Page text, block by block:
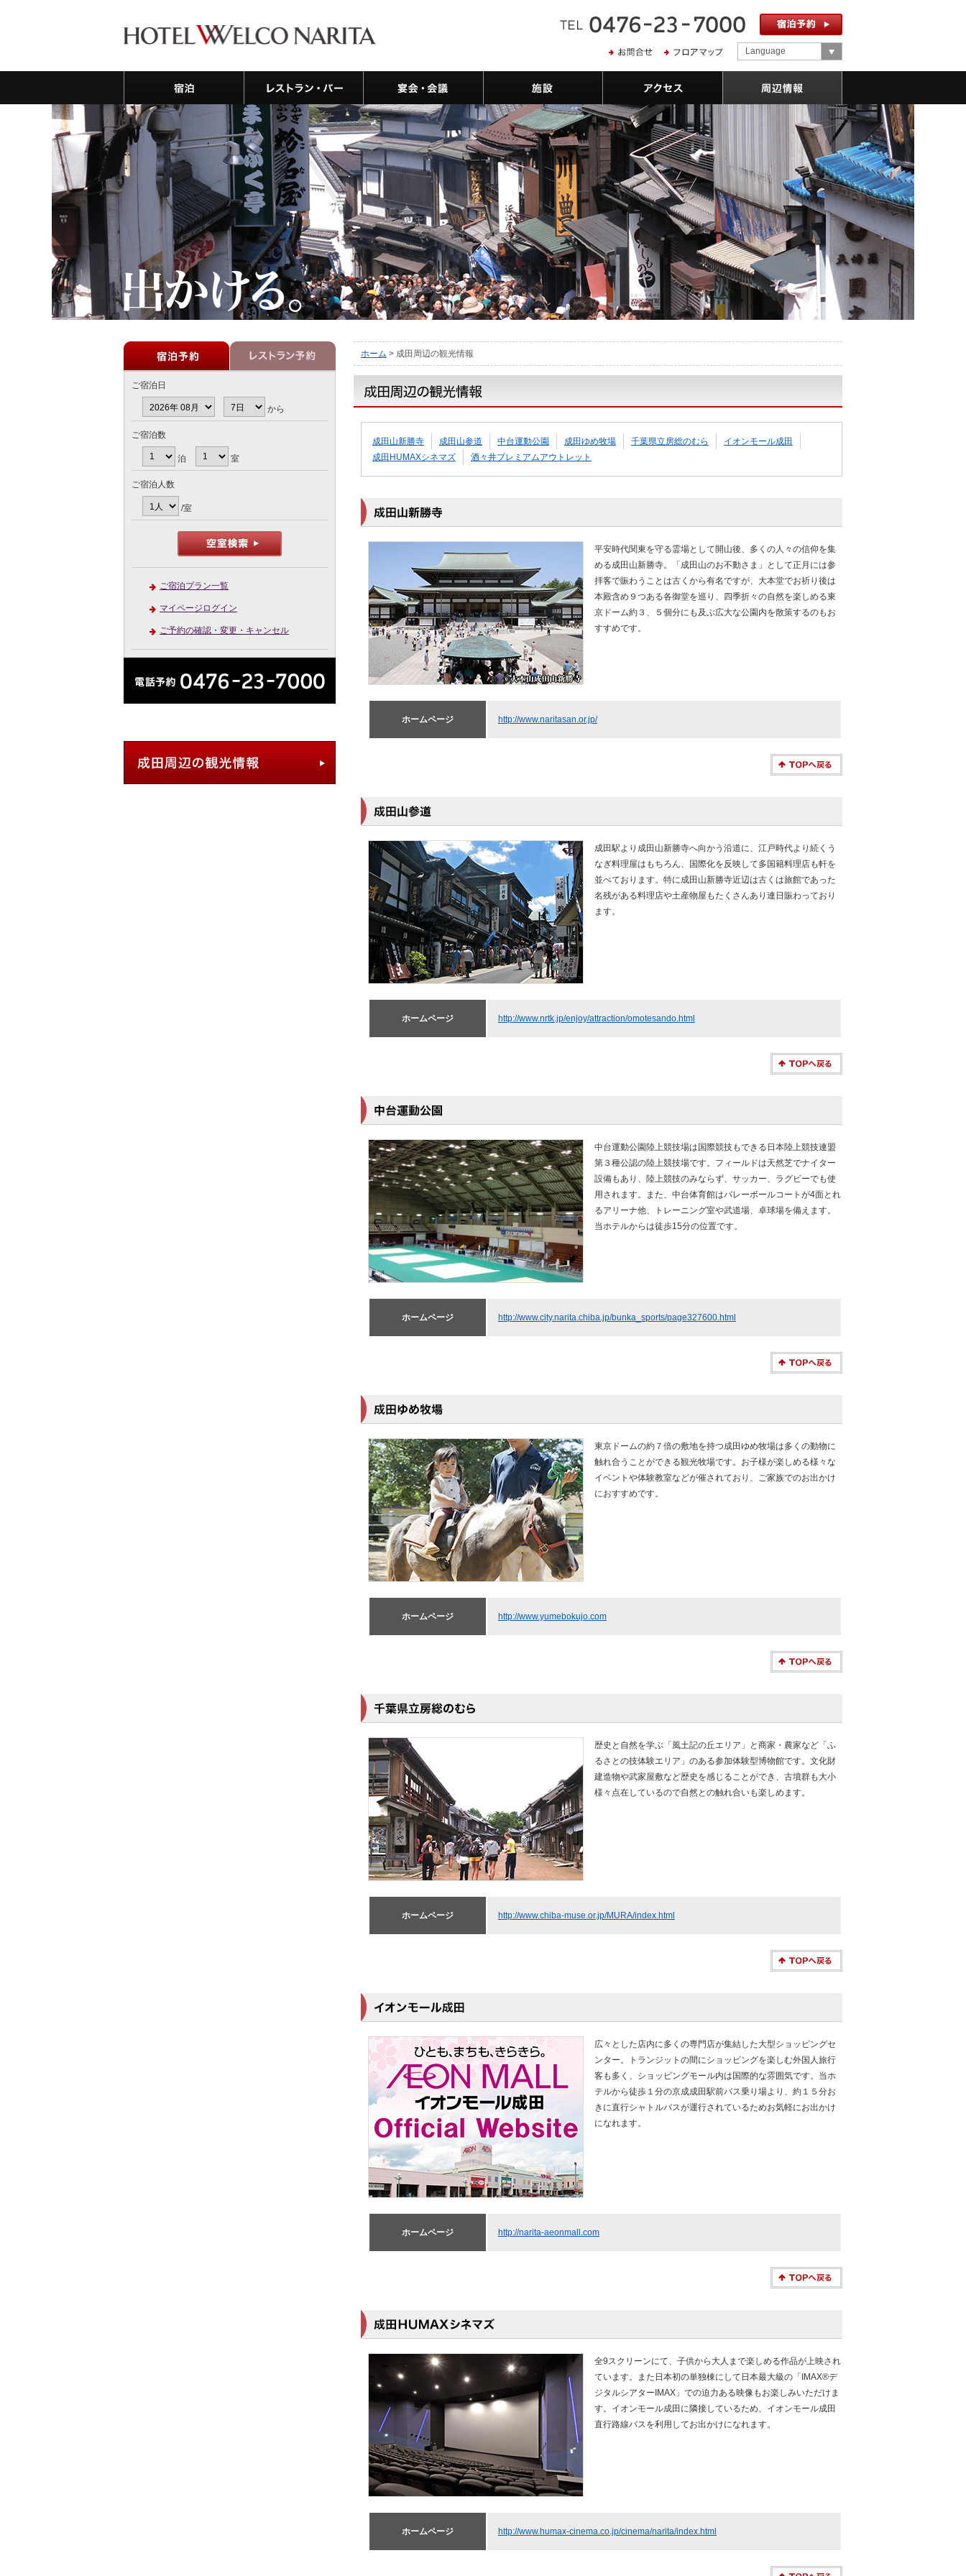
Language
ホーム > 成田周辺の観光情報
成田山新勝寺 成田山参道 中台運動公園 成田ゆめ牧場 千葉県立房総のむら
イオンモール成田
成田HUMAXシネマズ
酒々井プレミアムアウトレット
平安時代関東を守る霊場として開山後、多くの人々の信仰を集
める成田山新勝寺。「成田山のお不動さま」として正月には参
拝客で賑わうことは古くから有名ですが、大本堂でお祈り後は
本殿含め９つある各御堂を巡り、四季折々の自然を楽しめる東
京ドーム約３、５個分にも及ぶ広大な公園内を散策するのもお
すすめです。
ホームページ http://www.naritasan.or.jp/
成田駅より成田山新勝寺へ向かう沿道に、江戸時代より続くう
なぎ料理屋はもちろん、国際化を反映して多国籍料理店も軒を
並べております。特に成田山新勝寺近辺は古くは旅館であった
名残がある料理店や土産物屋もたくさんあり連日賑わっており
ます。
ホームページ http://www.nrtk.jp/enjoy/attraction/omotesando.html
中台運動公園陸上競技場は国際競技もできる日本陸上競技連盟
第３種公認の陸上競技場です。フィールドは天然芝でナイター
設備もあり、陸上競技のみならず、サッカー、ラグビーでも使
用されます。また、中台体育館はバレーボールコートが4面とれ
るアリーナ他、トレーニング室や武道場、卓球場を備えます。
当ホテルからは徒歩15分の位置です。
ホームページ http://www.city.narita.chiba.jp/bunka_sports/page327600.html
東京ドームの約７倍の敷地を持つ成田ゆめ牧場は多くの動物に
触れ合うことができる観光牧場です。お子様が楽しめる様々な
イベントや体験教室などが催されており、ご家族でのお出かけ
におすすめです。
ホームページ http://www.yumebokujo.com
歴史と自然を学ぶ「風土記の丘エリア」と商家・農家など「ふ
るさとの技体験エリア」のある参加体験型博物館です。文化財
建造物や武家屋敷など歴史を感じることができ、古墳群も大小
様々点在しているので自然との触れ合いも楽しめます。
ホームページ http://www.chiba-muse.or.jp/MURA/index.html
広々とした店内に多くの専門店が集結した大型ショッピングセ
ンター。トランジットの間にショッピングを楽しむ外国人旅行
客も多く、ショッピングモール内は国際的な雰囲気です。当ホ
テルから徒歩１分の京成成田駅前バス乗り場より、約１５分お
きに直行シャトルバスが運行されているためお気軽にお出かけ
になれます。
ホームページ http://narita-aeonmall.com
全9スクリーンにて、子供から大人まで楽しめる作品が上映され
ています。また日本初の単独棟にして日本最大級の「IMAX®デ
ジタルシアターIMAX」での迫力ある映像もお楽しみいただけま
す。イオンモール成田に隣接しているため、イオンモール成田
直行路線バスを利用してお出かけになれます。
ホームページ http://www.humax-cinema.co.jp/cinema/narita/index.html
ご宿泊日
から
ご宿泊数
泊 室
ご宿泊人数
/室
ご宿泊プラン一覧
マイページログイン
ご予約の確認・変更・キャンセル